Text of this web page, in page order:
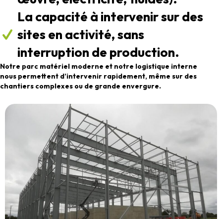
La capacité à intervenir sur des
sites en activité, sans
interruption de production.
Notre parc matériel moderne et notre logistique interne
nous permettent d’intervenir rapidement, même sur des
chantiers complexes ou de grande envergure.